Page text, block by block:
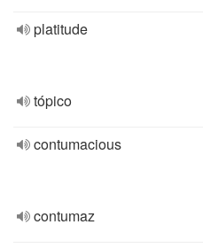
platitude
tópico
contumacious
contumaz